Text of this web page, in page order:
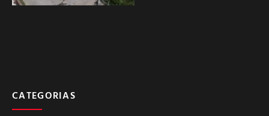
CATEGORIAS